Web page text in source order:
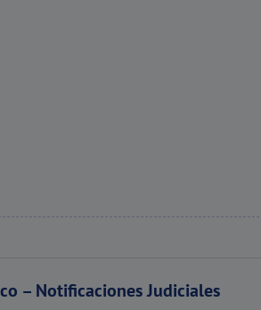
– Notificaciones Judiciales